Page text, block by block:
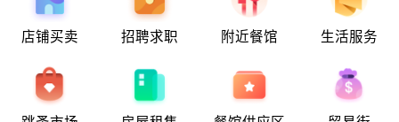
店铺买卖 招聘求职 附近餐馆 生活服务
地铁8号线部分关闭！宠物店违规罚款出
炉！